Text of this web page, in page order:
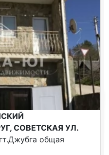
СОВЕТСКАЯ УЛ.
общая